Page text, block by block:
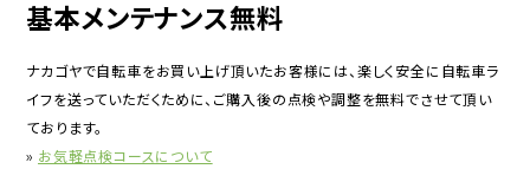
基本メンテナンス無料
ナカゴヤで自転車をお買い上げ頂いたお客様には、楽しく安全に自転車ラ
イフを送っていただくために、ご購入後の点検や調整を無料でさせて頂い
ております。
» お気軽点検コースについて